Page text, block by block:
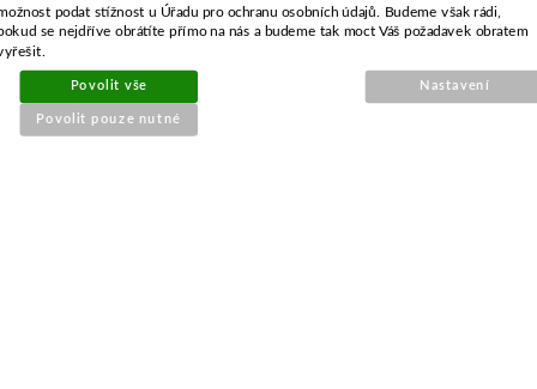
podat stížnost u Úřadu pro ochranu osobních údajů. Budeme však rádi,
se nejdříve obrátíte přímo na nás a budeme tak moct Váš požadavek obratem
Povolit vše
Povolit pouze nutné
Nastavení